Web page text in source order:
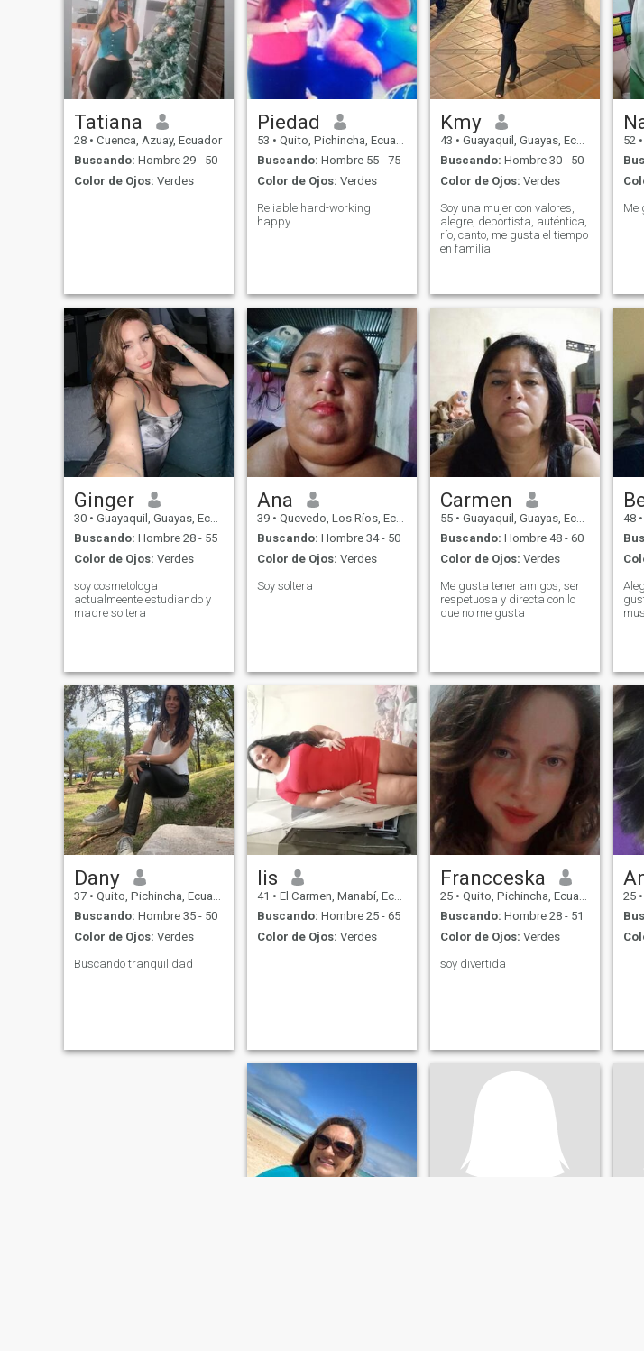
Tatiana
28 • Cuenca, Azuay, Ecuador
Buscando: Hombre 29 - 50
Color de Ojos: Verdes
Piedad
53 • Quito, Pichincha, Ecuador
Buscando: Hombre 55 - 75
Color de Ojos: Verdes
Reliable hard-working
happy
Kmy
43 • Guayaquil, Guayas, Ecuador
Buscando: Hombre 30 - 50
Color de Ojos: Verdes
Soy una mujer con valores,
alegre, deportista, auténtica,
río, canto, me gusta el tiempo
en familia
52 •
Me
Ginger
30 • Guayaquil, Guayas, Ecuador
Buscando: Hombre 28 - 55
Color de Ojos: Verdes
soy cosmetologa
actualmeente estudiando y
madre soltera
Ana
39 • Quevedo, Los Ríos, Ecuador
Buscando: Hombre 34 - 50
Color de Ojos: Verdes
Soy soltera
Carmen
55 • Guayaquil, Guayas, Ecuador
Buscando: Hombre 48 - 60
Color de Ojos: Verdes
Me gusta tener amigos, ser
respetuosa y directa con lo
que no me gusta
48 •
Dany
37 • Quito, Pichincha, Ecuador
Buscando: Hombre 35 - 50
Color de Ojos: Verdes
Buscando tranquilidad
lis
41 • El Carmen, Manabí, Ecuador
Buscando: Hombre 25 - 65
Color de Ojos: Verdes
Francceska
25 • Quito, Pichincha, Ecuador
Buscando: Hombre 28 - 51
Color de Ojos: Verdes
soy divertida
25 •